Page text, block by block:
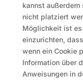
kannst
nicht platziert
Möglichkeit ist
einzurichten,
wenn ein Cookie
Information über
Anweisungen in